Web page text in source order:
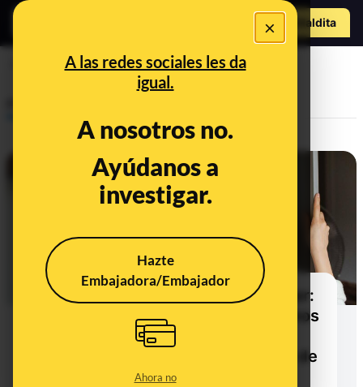
×
A las redes sociales les da
igual.
A nosotros no.
Ayúdanos a
investigar.
Hazte
Embajadora/Embajador
Ahora no
Hazte Maldita
La importancia de la tapa del táper:
de evitar posibles microorganismos
y la contaminación cruzada a
mantener la textura, olor y sabor de
los alimentos en la nevera